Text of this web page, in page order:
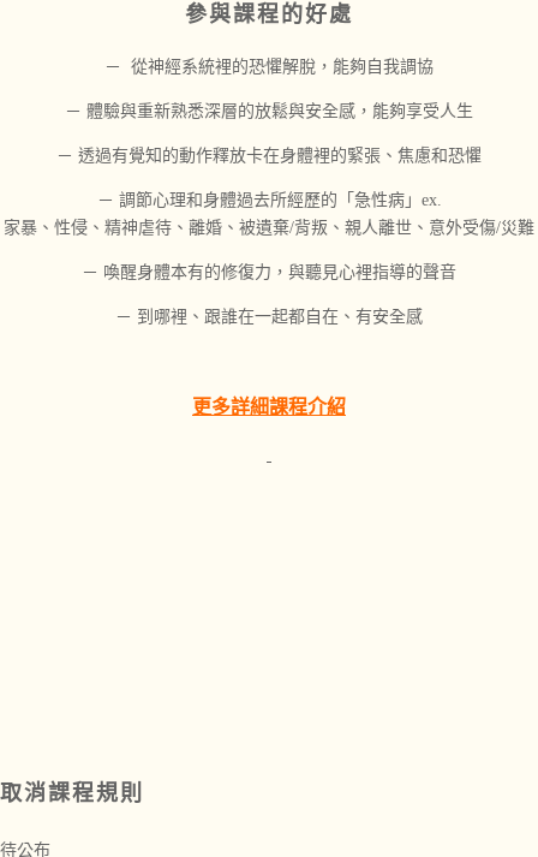
參與課程的好處
－ 從神經系統裡的恐懼解脫，能夠自我調協
－ 體驗與重新熟悉深層的放鬆與安全感，能夠享受人生
－ 透過有覺知的動作釋放卡在身體裡的緊張、焦慮和恐懼
－ 調節心理和身體過去所經歷的「急性病」ex.
家暴、性侵、精神虐待、離婚、被遺棄/背叛、親人離世、意外受傷/災難
－ 喚醒身體本有的修復力，與聽見心裡指導的聲音
－ 到哪裡、跟誰在一起都自在、有安全感
更多詳細課程介紹
取消課程規則
待公布